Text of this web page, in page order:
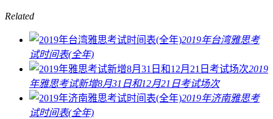
Related
2019年台湾雅思考
试时间表(全年)
2019
年雅思考试新增8月31日和12月21日考试场次
2019年济南雅思考
试时间表(全年)